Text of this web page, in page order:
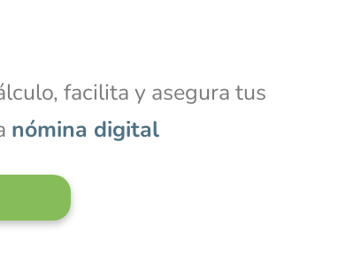
facilita y asegura tus
nómina digital